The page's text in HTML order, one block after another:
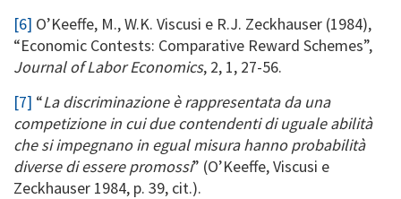
[6] O’Keeffe, M., W.K. Viscusi e R.J. Zeckhauser (1984),
“Economic Contests: Comparative Reward Schemes”,
Journal of Labor Economics, 2, 1, 27-56.
[7] “La discriminazione è rappresentata da una
competizione in cui due contendenti di uguale abilità
che si impegnano in egual misura hanno probabilità
diverse di essere promossi” (O’Keeffe, Viscusi e
Zeckhauser 1984, p. 39, cit.).